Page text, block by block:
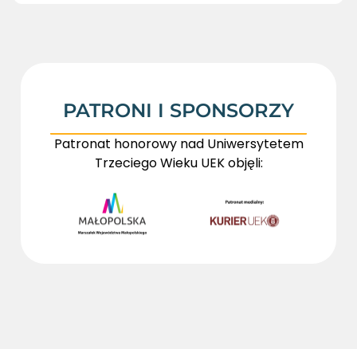
PATRONI I SPONSORZY
Patronat honorowy nad Uniwersytetem
Trzeciego Wieku UEK objęli: